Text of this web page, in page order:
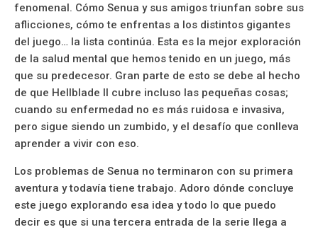
fenomenal. Cómo Senua y sus amigos triunfan sobre sus
aflicciones, cómo te enfrentas a los distintos gigantes
del juego… la lista continúa. Esta es la mejor exploración
de la salud mental que hemos tenido en un juego, más
que su predecesor. Gran parte de esto se debe al hecho
de que Hellblade II cubre incluso las pequeñas cosas;
cuando su enfermedad no es más ruidosa e invasiva,
pero sigue siendo un zumbido, y el desafío que conlleva
aprender a vivir con eso.
Los problemas de Senua no terminaron con su primera
aventura y todavía tiene trabajo. Adoro dónde concluye
este juego explorando esa idea y todo lo que puedo
decir es que si una tercera entrada de la serie llega a